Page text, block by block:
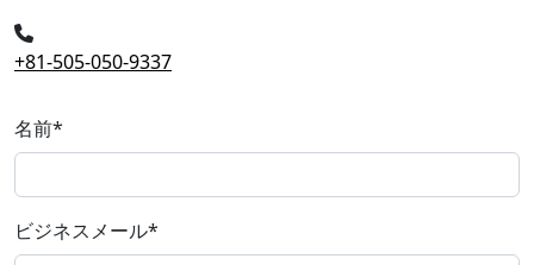
+81-505-050-9337
名前*
ビジネスメール*